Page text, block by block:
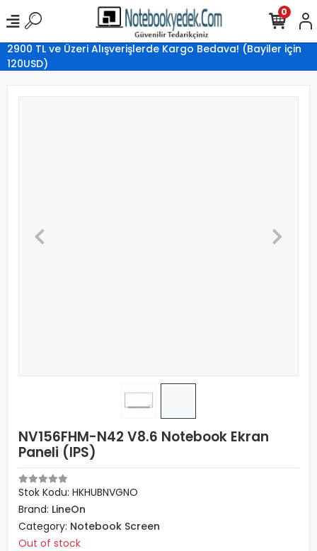
2900 TL ve Üzeri Alışverişlerde Kargo Bedava! (Bayiler için
120USD)
0
NV156FHM-N42 V8.6 Notebook Ekran
Paneli (IPS)
Stok Kodu: HKHUBNVGNO
Brand: LineOn
Category: Notebook Screen
Out of stock